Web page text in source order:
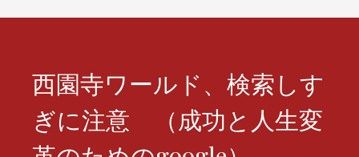
ン
西園寺ワールド、検索しす
ぎに注意 （成功と人生変